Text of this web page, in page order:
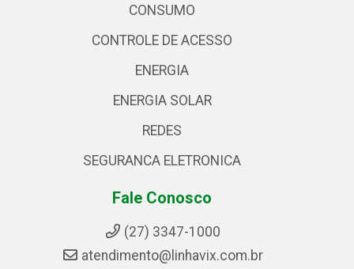
CONSUMO
CONTROLE DE ACESSO
ENERGIA
ENERGIA SOLAR
REDES
SEGURANCA ELETRONICA
Fale Conosco
(27) 3347-1000
atendimento@linhavix.com.br